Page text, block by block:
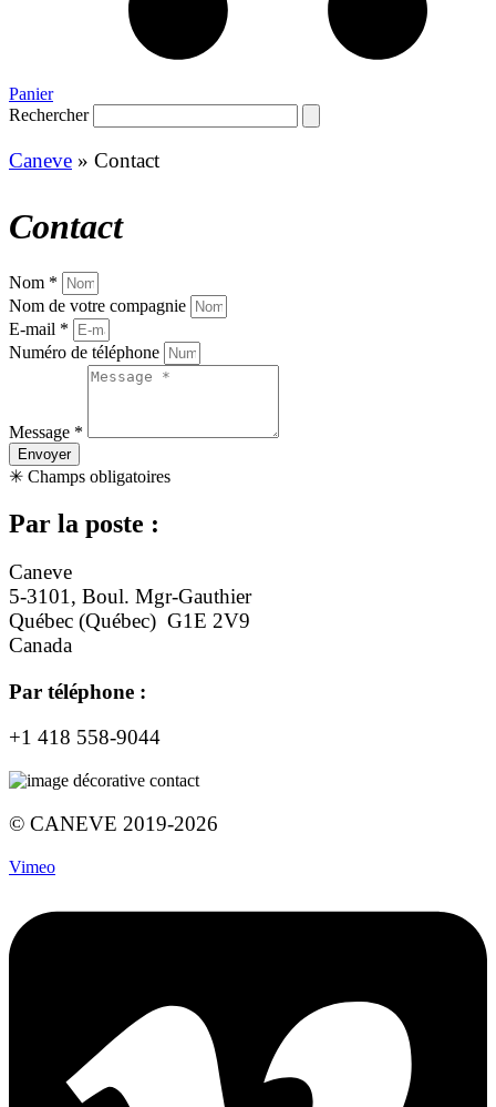
Panier
Rechercher
Caneve » Contact
Contact
Nom *
Nom de votre compagnie
E-mail *
Numéro de téléphone
Message *
Envoyer
✳ Champs obligatoires
Par la poste :
Caneve
5-3101, Boul. Mgr-Gauthier
Québec (Québec) G1E 2V9
Canada
Par téléphone :
+1 418 558-9044
© CANEVE 2019-2026
Vimeo